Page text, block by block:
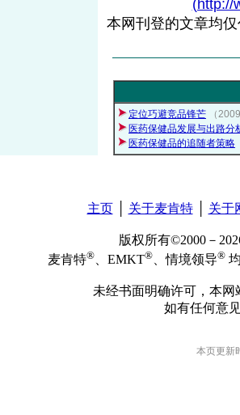
(http://
本网刊登的文章均
定位巧避竞品锋芒
（
医药保健品发展与出路分
医药保健品的追随者策略
主页│ 关于麦肯特│ 关于
版权所有©2000－
麦肯特® 、EMKT® 、情境领导®
未经书面明确许可，本
如有任何意
本页更新